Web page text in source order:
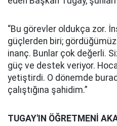
“Bu görevler oldukça zor.
güçlerden biri;
inanç. Bunlar çok değerli.
güç ve destek veriyor.
yetiştirdi. O dönemde
çalıştığına şahidim.”
TUGAY'IN ÖĞRETMENİ